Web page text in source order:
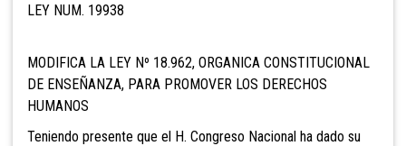
LEY NUM. 19938
MODIFICA LA LEY Nº 18.962, ORGANICA CONSTITUCIONAL
DE ENSEÑANZA, PARA PROMOVER LOS DERECHOS
HUMANOS
Teniendo presente que el H. Congreso Nacional ha dado su